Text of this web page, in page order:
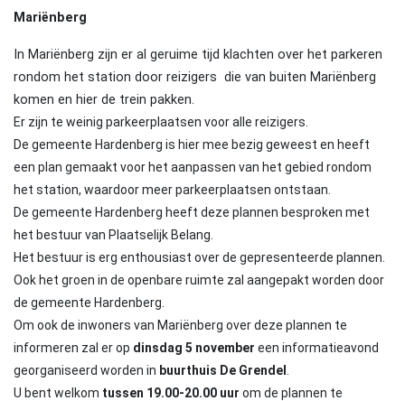
Mariënberg
In Mariënberg zijn er al geruime tijd klachten over het parkeren
rondom het station door reizigers die van buiten Mariënberg
komen en hier de trein pakken.
Er zijn te weinig parkeerplaatsen voor alle reizigers.
De gemeente Hardenberg is hier mee bezig geweest en heeft
een plan gemaakt voor het aanpassen van het gebied rondom
het station, waardoor meer parkeerplaatsen ontstaan.
De gemeente Hardenberg heeft deze plannen besproken met
het bestuur van Plaatselijk Belang.
Het bestuur is erg enthousiast over de gepresenteerde plannen.
Ook het groen in de openbare ruimte zal aangepakt worden door
de gemeente Hardenberg.
Om ook de inwoners van Mariënberg over deze plannen te
informeren zal er op dinsdag 5 november een informatieavond
georganiseerd worden in buurthuis De Grendel
U bent welkom tussen 19.00-20.00 uur om de plannen te